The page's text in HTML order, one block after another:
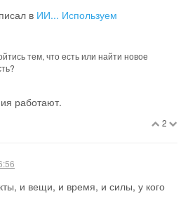
в ИИ... Используем
тем, что есть или найти новое
работают.
2
и вещи, и время, и силы, у кого